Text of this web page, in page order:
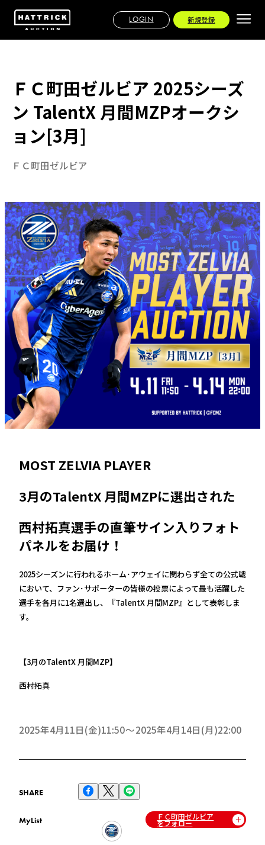
LOGIN 新規登録
ＦＣ町田ゼルビア 2025シーズ
ン TalentX 月間MZPオークシ
ョン[3月]
ＦＣ町田ゼルビア
MOST ZELVIA PLAYER
3月のTalentX 月間MZPに選出された
西村拓真選手の直筆サイン入りフォト
パネルをお届け！
2025シーズンに行われるホーム･アウェイに関わらず全ての公式戦
において、ファン･サポーターの皆様の投票によって最も活躍した
選手を各月に1名選出し、『TalentX 月間MZP』として表彰しま
す。
【3月のTalentX 月間MZP】
西村拓真
2025年4月11日(金)11:50 2025年4月14日(月)22:00
SHARE
MyList ＦＣ町田ゼルビア
をフォロー